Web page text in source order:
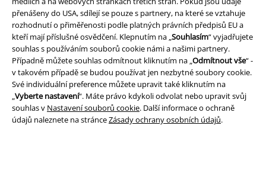
přenášeny do USA, sdílejí se pouze s partnery, na které se vztahuje
rozhodnutí o přiměřenosti podle platných právních předpisů EU a
kteří mají příslušné osvědčení. Klepnutím na „Souhlasím“ vyjadřujete
souhlas s používáním souborů cookie námi a našimi partnery.
Případně můžete souhlas odmítnout kliknutím na „Odmítnout vše“ -
v takovém případě se budou používat jen nezbytné soubory cookie.
Své individuální preference můžete upravit také kliknutím na
„Vyberte nastavení“. Máte právo kdykoli odvolat nebo upravit svůj
souhlas v Nastavení souborů cookie. Další informace o ochraně
údajů naleznete na stránceZásady ochrany osobních údajů.
A Warner Music Group Company